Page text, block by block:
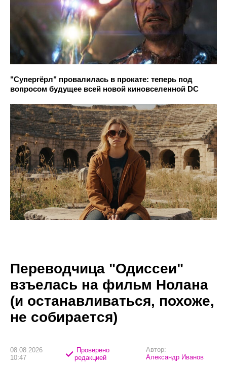
"Супергёрл" провалилась в прокате: теперь под
вопросом будущее всей новой киновселенной DC
Переводчица "Одиссеи"
взъелась на фильм Нолана
(и останавливаться, похоже,
не собирается)
08.08.2026
10:47
Проверено
редакцией
Автор:
Александр Иванов